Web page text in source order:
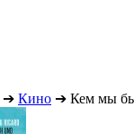
➔ Кино ➔ Кем мы